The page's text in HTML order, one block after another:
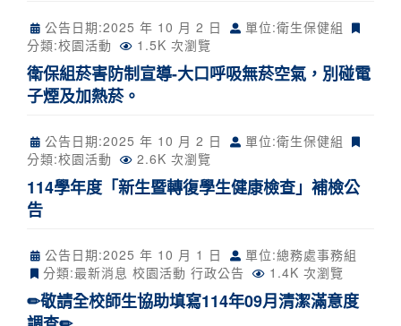
公告日期:2025 年 10 月 2 日
單位:衛生保健組
分類:校園活動 1.5K 次瀏覽
衛保組菸害防制宣導-大口呼吸無菸空氣，別碰電
子煙及加熱菸。
公告日期:2025 年 10 月 2 日
單位:衛生保健組
分類:校園活動 2.6K 次瀏覽
114學年度「新生暨轉復學生健康檢查」補檢公
告
公告日期:2025 年 10 月 1 日
單位:總務處事務組
分類:最新消息 校園活動 行政公告 1.4K 次瀏覽
✏敬請全校師生協助填寫114年09月清潔滿意度